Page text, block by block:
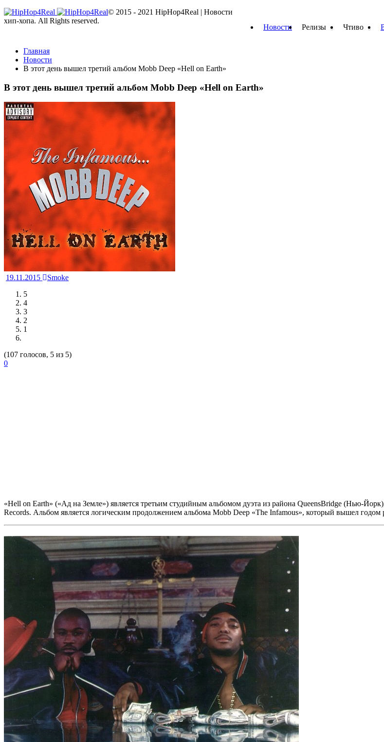
Новости Релизы Чтиво
Главная
Новости
В этот день вышел третий альбом Mobb Deep «Hell on Earth»
В этот день вышел третий альбом Mobb Deep «Hell on Earth»
19.11.2015
Smoke
5
4
3
2
1
(107 голосов, 5 из 5)
0
«Hell on Earth» («Ад на Земле») является третьим студийным альбомом дуэта из района QueensBridge (Нью-
Records. Альбом является логическим продолжением альбома Mobb Deep «The Infamous», который вышел годом
© 2015 - 2021 HipHop4Real | Новости
хип-хопа. All Rights reserved.